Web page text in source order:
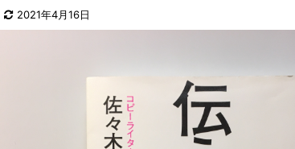
2021年4月16日